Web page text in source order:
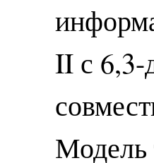
II с
Модель